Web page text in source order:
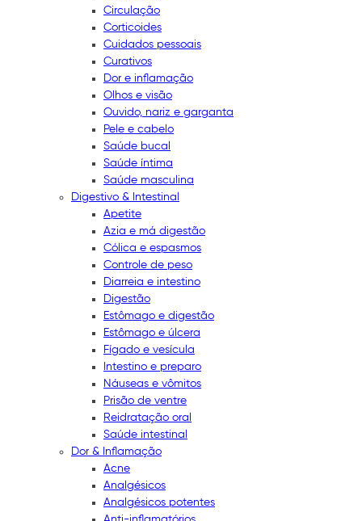
Circulação
Corticoides
Cuidados pessoais
Curativos
Dor e inflamação
Olhos e visão
Ouvido, nariz e garganta
Pele e cabelo
Saúde bucal
Saúde íntima
Saúde masculina
Digestivo & Intestinal
Apetite
Azia e má digestão
Cólica e espasmos
Controle de peso
Diarreia e intestino
Digestão
Estômago e digestão
Estômago e úlcera
Fígado e vesícula
Intestino e preparo
Náuseas e vômitos
Prisão de ventre
Reidratação oral
Saúde intestinal
Dor & Inflamação
Acne
Analgésicos
Analgésicos potentes